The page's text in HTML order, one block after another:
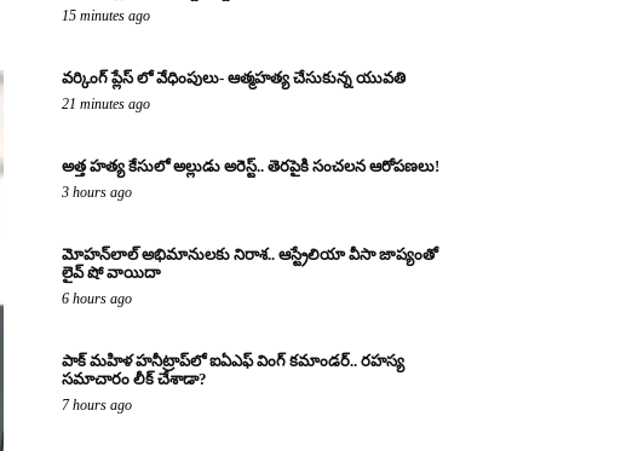
15 minutes ago
వర్కింగ్ ప్లేస్ లో వేధింపులు- ఆత్మహత్య చేసుకున్న యువతి
21 minutes ago
అత్త హత్య కేసులో అల్లుడు అరెస్ట్.. తెరపైకి సంచలన ఆరోపణలు!
3 hours ago
మోహన్‌లాల్ అభిమానులకు నిరాశ.. ఆస్ట్రేలియా వీసా జాప్యంతో
లైవ్ షో వాయిదా
6 hours ago
పాక్ మహిళ హనీట్రాప్‌లో ఐఏఎఫ్ వింగ్ కమాండర్.. రహస్య
సమాచారం లీక్ చేశాడా?
7 hours ago